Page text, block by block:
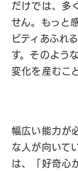
だけでは、多
せん。もっと
ビティあふれ
す。そのよう
変化を産むこ
幅広い能力が
な人が向いて
は、「好奇心